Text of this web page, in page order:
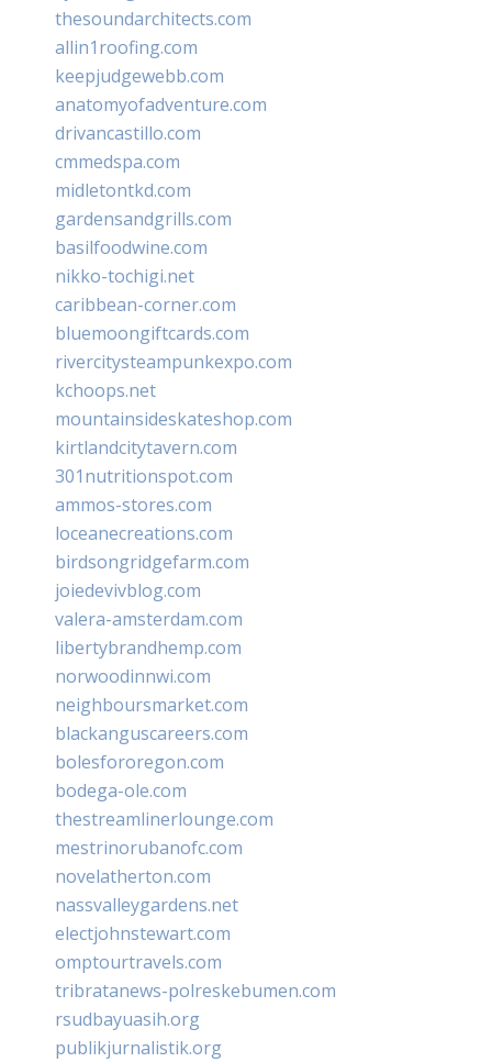
thesoundarchitects.com
allin1roofing.com
keepjudgewebb.com
anatomyofadventure.com
drivancastillo.com
cmmedspa.com
midletontkd.com
gardensandgrills.com
basilfoodwine.com
nikko-tochigi.net
caribbean-corner.com
bluemoongiftcards.com
rivercitysteampunkexpo.com
kchoops.net
mountainsideskateshop.com
kirtlandcitytavern.com
301nutritionspot.com
ammos-stores.com
loceanecreations.com
birdsongridgefarm.com
joiedevivblog.com
valera-amsterdam.com
libertybrandhemp.com
norwoodinnwi.com
neighboursmarket.com
blackanguscareers.com
bolesfororegon.com
bodega-ole.com
thestreamlinerlounge.com
mestrinorubanofc.com
novelatherton.com
nassvalleygardens.net
electjohnstewart.com
omptourtravels.com
tribratanews-polreskebumen.com
rsudbayuasih.org
publikjurnalistik.org